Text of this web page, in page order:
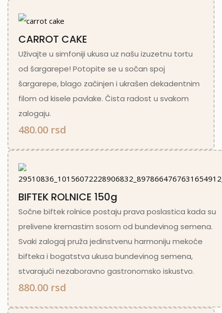
CARROT CAKE
Uživajte u simfoniji ukusa uz našu izuzetnu tortu
od šargarepe! Potopite se u sočan spoj
šargarepe, blago začinjen i ukrašen dekadentnim
filom od kisele pavlake. Čista radost u svakom
zalogaju.
480.00 rsd
BIFTEK ROLNICE 150g
Sočne biftek rolnice postaju prava poslastica kada su
prelivene kremastim sosom od bundevinog semena.
Svaki zalogaj pruža jedinstvenu harmoniju mekoće
bifteka i bogatstva ukusa bundevinog semena,
stvarajući nezaboravno gastronomsko iskustvo.
880.00 rsd